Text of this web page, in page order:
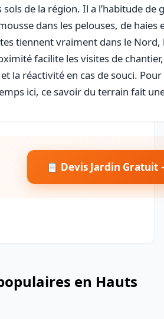
sols de la région. Il a l’habitude de
dans les pelouses, de haies
tiennent vraiment dans le Nord,
facilite les visites de
et la réactivité en cas de souci.
ici, ce savoir du terrain fait
📋 Devis Jardin Gratuit
en Hauts